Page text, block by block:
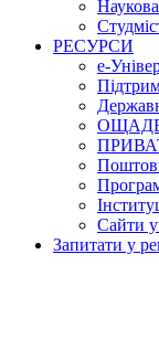
Наукова
РЕСУРСИ
е-
Сайти
Запитати у